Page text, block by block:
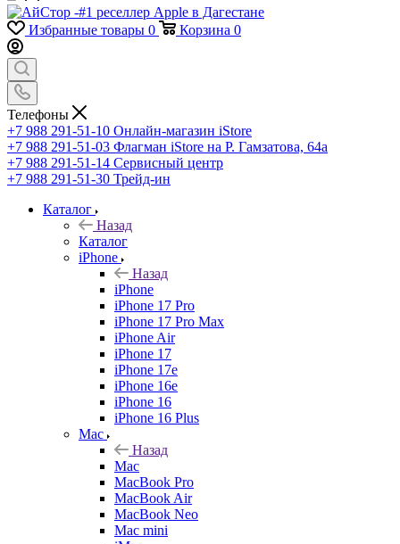
Избранные товары 0 Корзина 0
Телефоны
+7 988 291-51-10 Онлайн-магазин iStore
+7 988 291-51-03 Флагман iStore на Р. Гамзатова, 64а
+7 988 291-51-14 Сервисный центр
+7 988 291-51-30 Трейд-ин
Каталог
Назад
Каталог
iPhone
Назад
iPhone
iPhone 17 Pro
iPhone 17 Pro Max
iPhone Air
iPhone 17
iPhone 17e
iPhone 16e
iPhone 16
iPhone 16 Plus
Mac
Назад
Mac
MacBook Pro
MacBook Air
MacBook Neo
Mac mini